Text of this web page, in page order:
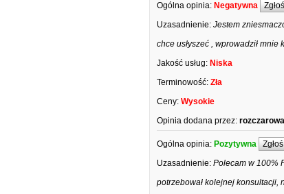
Ogólna opinia: Negatywna
Uzasadnienie: Jestem
chce usłyszeć , wprowadził
Jakość usług: Niska
Terminowość: Zła
Ceny: Wysokie
Opinia dodana przez:
Ogólna opinia: Pozytywna
Uzasadnienie: Polecam w 100%
potrzebował kolejnej konsultacji,